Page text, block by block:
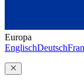
Europa
EnglischDeutsch